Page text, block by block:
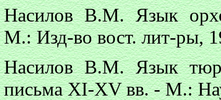
Насилов В.М. Язык
М.: Изд-во вост. лит-ры,
Насилов В.М. Язык
письма XI-XV вв. - М.: